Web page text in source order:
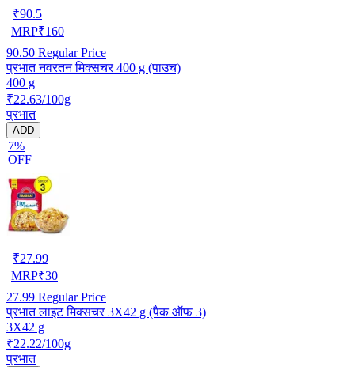
₹90.5
MRP₹160
90.50 Regular Price
प्रभात नवरतन मिक्सचर 400 g (पाउच)
400 g
₹22.63/100g
प्रभात
ADD
7%
OFF
₹27.99
MRP₹30
27.99 Regular Price
प्रभात लाइट मिक्सचर 3X42 g (पैक ऑफ 3)
3X42 g
₹22.22/100g
प्रभात